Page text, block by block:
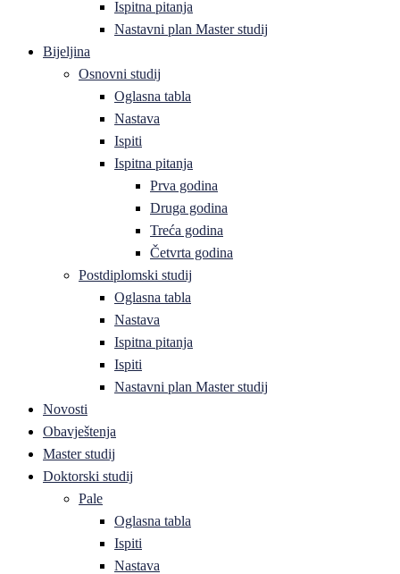
Ispitna pitanja
Nastavni plan Master studij
Bijeljina
Osnovni studij
Oglasna tabla
Nastava
Ispiti
Ispitna pitanja
Prva godina
Druga godina
Treća godina
Četvrta godina
Postdiplomski studij
Oglasna tabla
Nastava
Ispitna pitanja
Ispiti
Nastavni plan Master studij
Novosti
Obavještenja
Master studij
Doktorski studij
Pale
Oglasna tabla
Ispiti
Nastava